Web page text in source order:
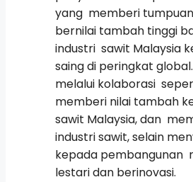
yang memberi
bernilai tambah tinggi
industri sawit Malaysia
saing di peringkat
melalui kolaborasi
memberi nilai tambah
sawit Malaysia, dan
industri sawit, selain
kepada pembangunan
lestari dan berinovasi.